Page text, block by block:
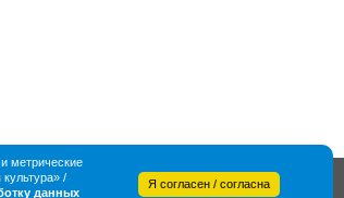
метрические
/
данных
Я согласен / согласна